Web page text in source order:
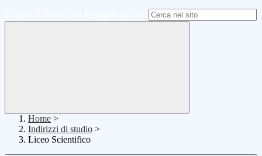
Home >
Indirizzi di studio >
Liceo Scientifico